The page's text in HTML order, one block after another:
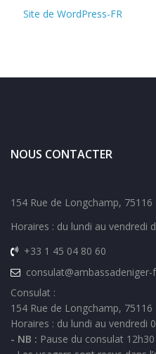
Site de WordPress-FR
NOUS CONTACTER
154 Rue de Longchamp, 75116
Horaires : du lundi au vendredi
+33 1 45 04 80 60
consulat@ambassadeniger-
Consulat :
154 Rue de Longchamp, 75116
Horaires : du lundi au vendredi
- NB : Pause du consulat